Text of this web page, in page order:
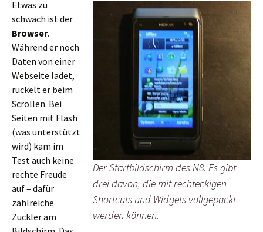
Der Startbildschirm des N8. Es gibt
drei davon, die mit rechteckigen
Shortcuts und Widgets vollgepackt
werden können.
Etwas zu
schwach ist der
Browser.
Während er noch
Daten von einer
Webseite ladet,
ruckelt er beim
Scrollen. Bei
Seiten mit Flash
(was unterstützt
wird) kam im
Test auch keine
rechte Freude
auf – dafür
zahlreiche
Zuckler am